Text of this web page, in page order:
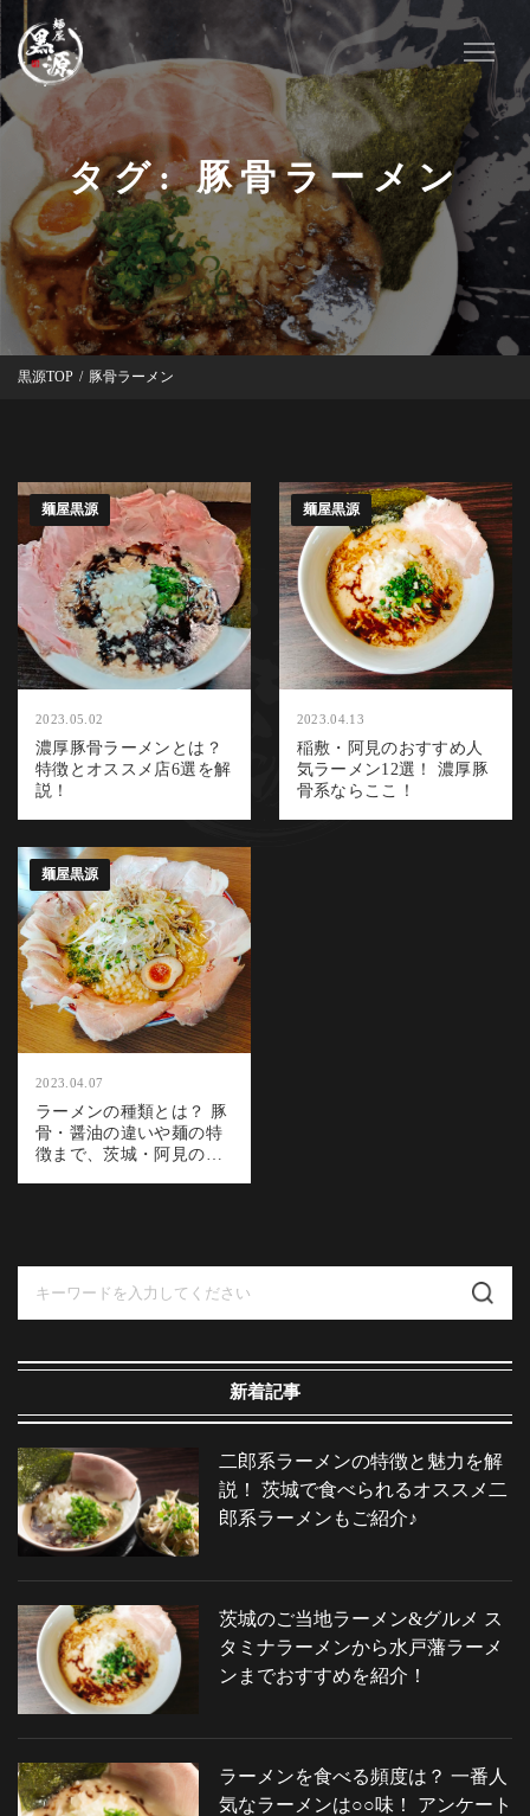
タグ:豚骨ラーメン
黒源TOP / 豚骨ラーメン
麺屋黒源
2023.05.02
濃厚豚骨ラーメンとは？
特徴とオススメ店6選を解
説！
麺屋黒源
2023.04.13
稲敷・阿見のおすすめ人
気ラーメン12選！ 濃厚豚
骨系ならここ！
麺屋黒源
2023.04.07
ラーメンの種類とは？ 豚
骨・醤油の違いや麺の特
徴まで、茨城・阿見のラ
索:
新着記事
二郎系ラーメンの特徴と魅力を解
説！ 茨城で食べられるオススメ二
郎系ラーメンもご紹介♪
茨城のご当地ラーメン&グルメ ス
タミナラーメンから水戸藩ラーメ
ンまでおすすめを紹介！
ラーメンを食べる頻度は？ 一番人
気なラーメンは○○味！ アンケート